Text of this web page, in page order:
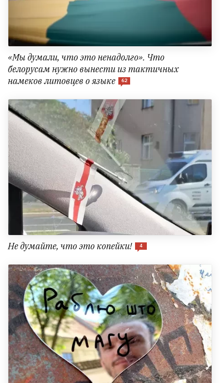
«Мы думали, что это ненадолго». Что
белорусам нужно вынести из тактичных
намеков литовцев о языке
62
Не думайте, что это копейки! 4